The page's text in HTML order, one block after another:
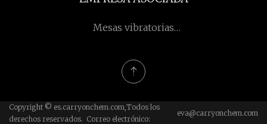
Mesas vibratorias
Copyright © es.carryonchem.com,Todos los
derechos reservados. Correo electrónico:
eva@carryonchem.com